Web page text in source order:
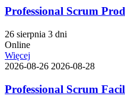
Professional Scrum
26 sierpnia 3 dni
Online
Więcej
2026-08-26 2026-08-28
Professional Scrum